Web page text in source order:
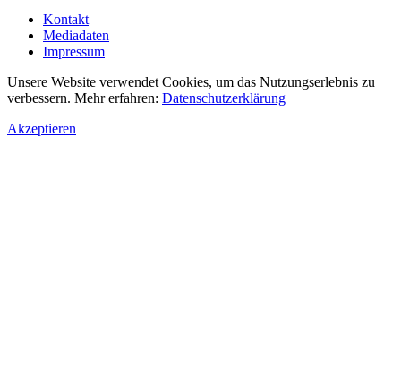
Kontakt
Mediadaten
Impressum
Unsere Website verwendet Cookies, um das Nutzungserlebnis zu
verbessern. Mehr erfahren: Datenschutzerklärung
Akzeptieren